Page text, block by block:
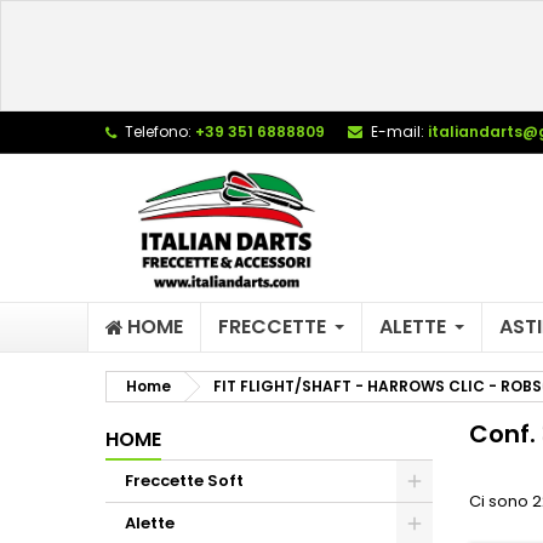
Telefono: +39 351 6888809 E-mail:
HOME FRECCETTE ALETTE
Home FIT FLIGHT/SHAFT - HARROWS CLIC -
HOME
Freccette Soft
Alette
Conf.
Ci sono
add_circle_outline